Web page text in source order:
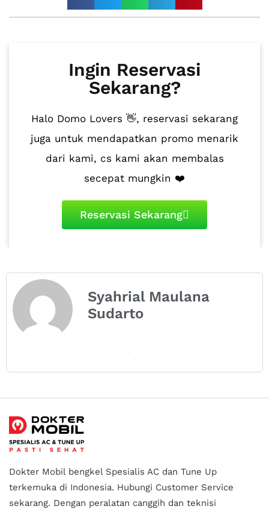
Ingin Reservasi
Sekarang?
Halo Domo Lovers 👋, reservasi sekarang
juga untuk mendapatkan promo menarik
dari kami, cs kami akan membalas
secepat mungkin ❤️
Reservasi Sekarang
Syahrial Maulana
Sudarto
Dokter Mobil bengkel Spesialis AC dan Tune Up
terkemuka di Indonesia. Hubungi Customer Service
sekarang. Dengan peralatan canggih dan teknisi